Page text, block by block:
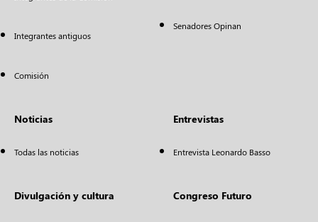
Integrantes antiguos
Comisión
Senadores Opinan
Noticias
Todas las noticias
Entrevistas
Entrevista Leonardo Basso
Divulgación y cultura Congreso Futuro